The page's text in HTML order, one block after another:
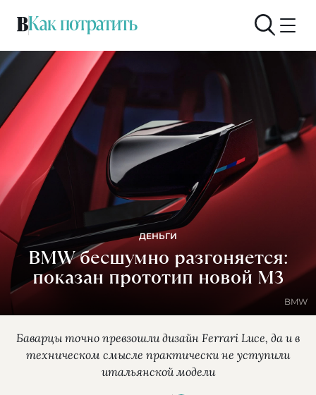
ДЕНЬГИ
BMW бесшумно разгоняется:
показан прототип новой М3
BMW
Баварцы точно превзошли дизайн Ferrari Luce, да и в
техническом смысле практически не уступили
итальянской модели